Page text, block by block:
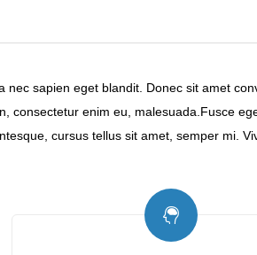
sapien eget blandit. Donec sit amet
consectetur enim eu, malesuada.Fusce
cursus tellus sit amet, semper mi.